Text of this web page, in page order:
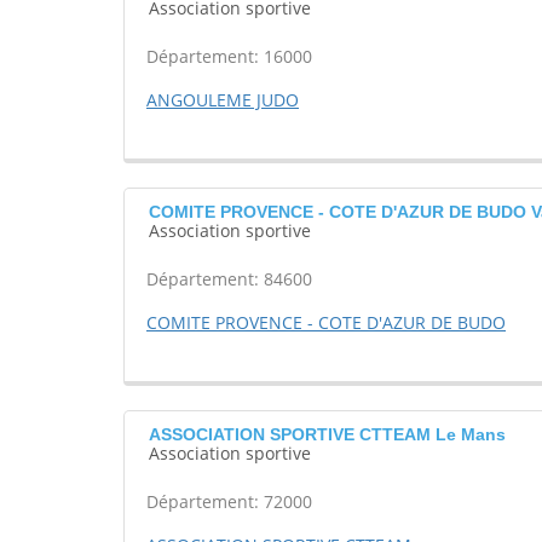
Association sportive
Département: 16000
ANGOULEME JUDO
COMITE PROVENCE - COTE D'AZUR DE BUDO
Association sportive
Département: 84600
COMITE PROVENCE - COTE D'AZUR DE BUDO
ASSOCIATION SPORTIVE CTTEAM Le Mans
Association sportive
Département: 72000